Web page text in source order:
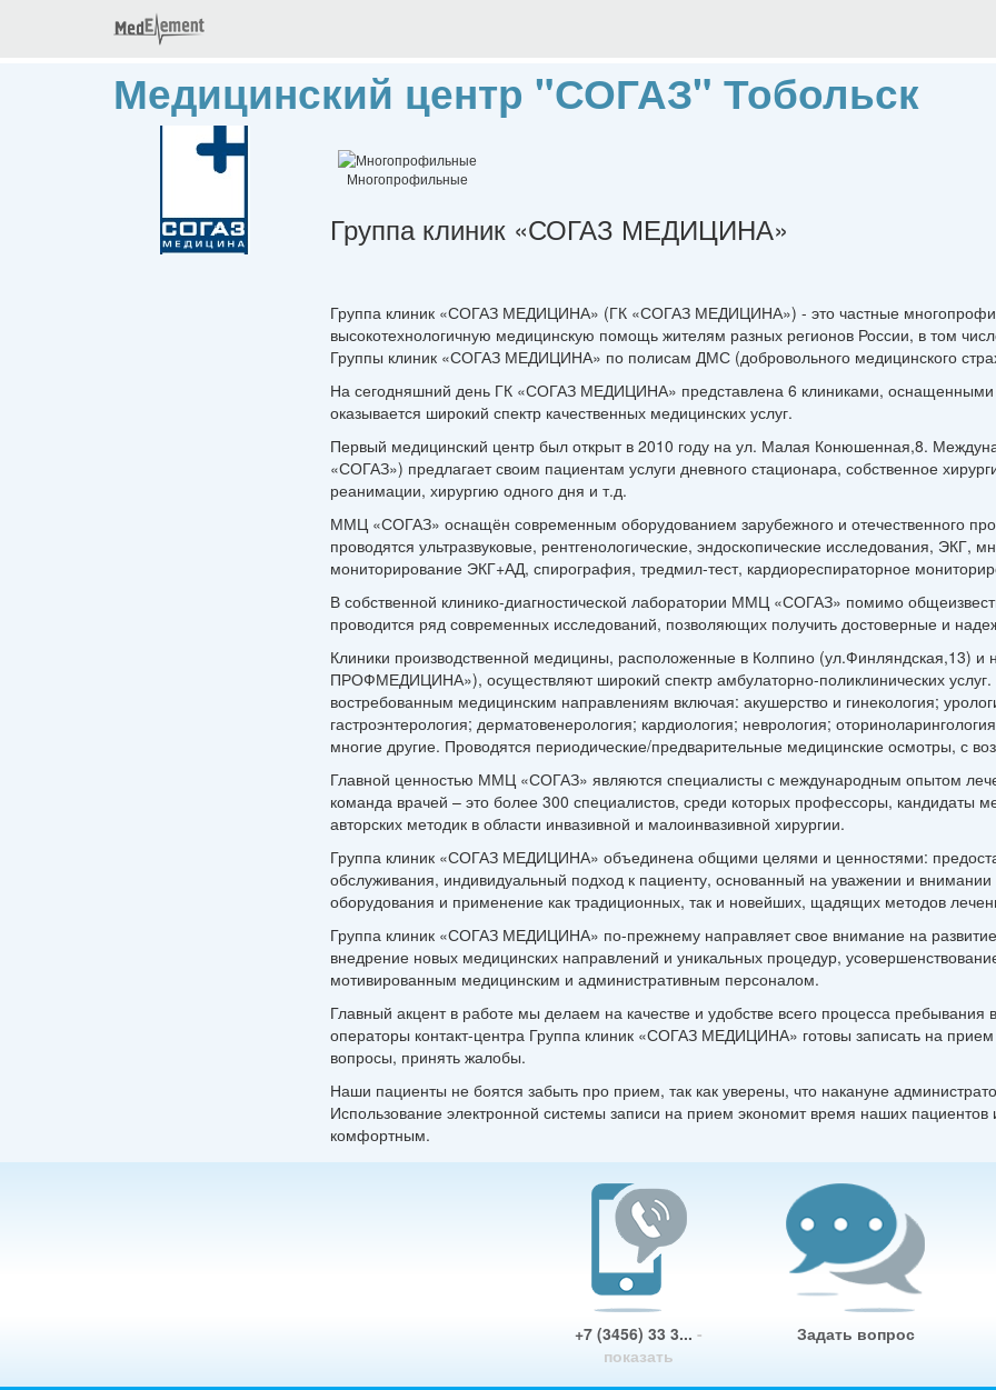
Медицинский центр "СОГАЗ" Тобольск
Многопрофильные
Группа клиник «СОГАЗ МЕДИЦИНА»
Группа клиник «СОГАЗ МЕДИЦИНА» (ГК «СОГАЗ МЕДИЦИНА») - это частные
высокотехнологичную медицинскую помощь жителям разных регионов России, в том
Группы клиник «СОГАЗ МЕДИЦИНА» по полисам ДМС (добровольного медицинского
На сегодняшний день ГК «СОГАЗ МЕДИЦИНА» представлена 6 клиниками, оснащенными
оказывается широкий спектр качественных медицинских услуг.
Первый медицинский центр был открыт в 2010 году на ул. Малая Конюшенная,8.
«СОГАЗ») предлагает своим пациентам услуги дневного стационара, собственное
реанимации, хирургию одного дня и т.д.
ММЦ «СОГАЗ» оснащён современным оборудованием зарубежного и отечественного
проводятся ультразвуковые, рентгенологические, эндоскопические исследования, ЭКГ,
мониторирование ЭКГ+АД, спирография, тредмил-тест, кардиореспираторное
В собственной клинико-диагностической лаборатории ММЦ «СОГАЗ» помимо
проводится ряд современных исследований, позволяющих получить достоверные и
Клиники производственной медицины, расположенные в Колпино (ул.Финляндская,13)
ПРОФМЕДИЦИНА»), осуществляют широкий спектр амбулаторно-поликлинических
востребованным медицинским направлениям включая: акушерство и гинекология;
гастроэнтерология; дерматовенерология; кардиология; неврология;
многие другие. Проводятся периодические/предварительные медицинские осмотры, с
Главной ценностью ММЦ «СОГАЗ» являются специалисты с международным опытом
команда врачей – это более 300 специалистов, среди которых профессоры, кандидаты
авторских методик в области инвазивной и малоинвазивной хирургии.
Группа клиник «СОГАЗ МЕДИЦИНА» объединена общими целями и ценностями:
обслуживания, индивидуальный подход к пациенту, основанный на уважении и
оборудования и применение как традиционных, так и новейших, щадящих методов
Группа клиник «СОГАЗ МЕДИЦИНА» по-прежнему направляет свое внимание на
внедрение новых медицинских направлений и уникальных процедур,
мотивированным медицинским и административным персоналом.
Главный акцент в работе мы делаем на качестве и удобстве всего процесса
операторы контакт-центра Группа клиник «СОГАЗ МЕДИЦИНА» готовы записать на
вопросы, принять жалобы.
Наши пациенты не боятся забыть про прием, так как уверены, что накануне
Использование электронной системы записи на прием экономит время наших
комфортным.
+7 (3456) 33 3... -
показать
Задать вопрос